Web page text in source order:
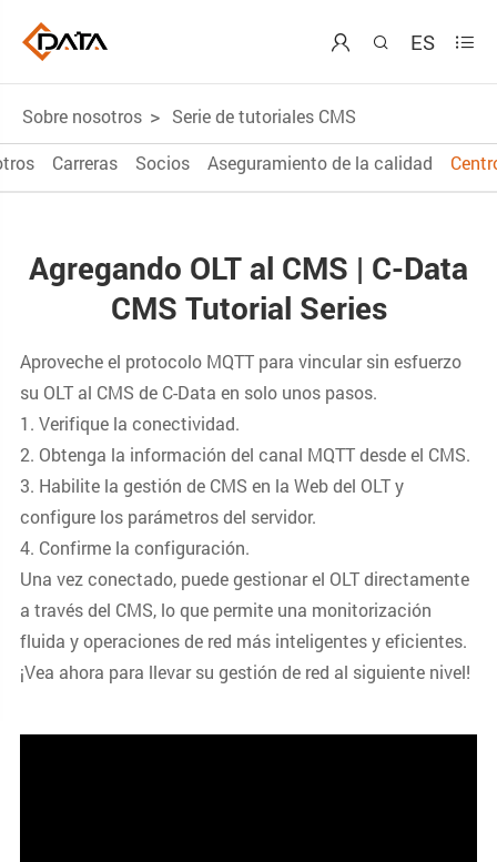
  ES 
Sobre nosotros
Serie de tutoriales CMS
Carreras Socios Aseguramiento de la calidad
Agregando OLT al CMS | C-Data
CMS Tutorial Series
Aproveche el protocolo MQTT para vincular sin esfuerzo
su OLT al CMS de C-Data en solo unos pasos.
1. Verifique la conectividad.
2. Obtenga la información del canal MQTT desde el CMS.
3. Habilite la gestión de CMS en la Web del OLT y
configure los parámetros del servidor.
4. Confirme la configuración.
Una vez conectado, puede gestionar el OLT directamente
a través del CMS, lo que permite una monitorización
fluida y operaciones de red más inteligentes y eficientes.
¡Vea ahora para llevar su gestión de red al siguiente nivel!